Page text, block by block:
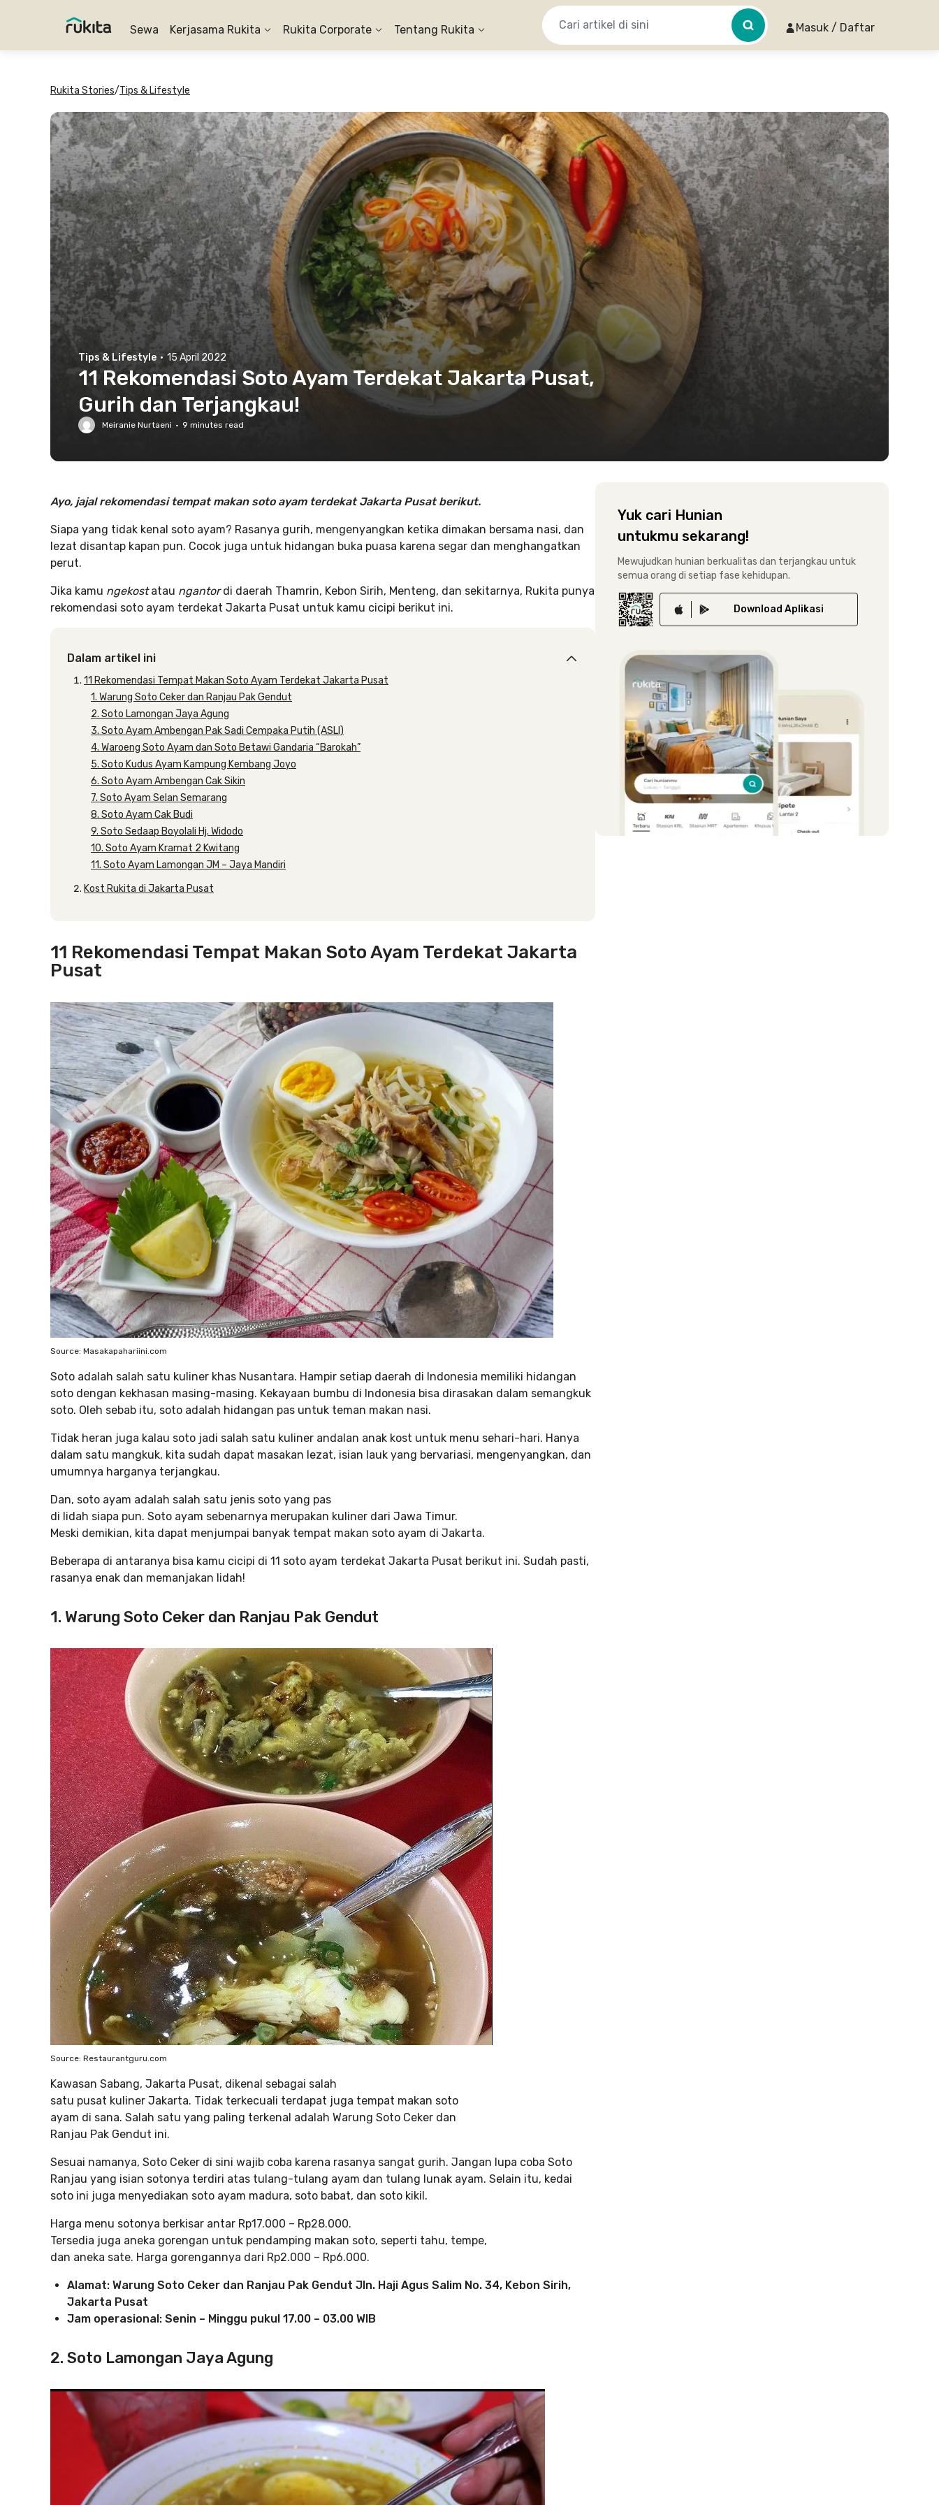
Sewa Kerjasama Rukita Rukita Corporate Tentang Rukita Masuk / Daftar
Rukita Stories/Tips & Lifestyle
Tips & Lifestyle · 15 April 2022
11 Rekomendasi Soto Ayam Terdekat Jakarta Pusat,
Gurih dan Terjangkau!
Meiranie Nurtaeni · 9 minutes read
Ayo, jajal rekomendasi tempat makan soto ayam terdekat Jakarta Pusat berikut.
Siapa yang tidak kenal soto ayam? Rasanya gurih, mengenyangkan ketika dimakan bersama nasi, dan
lezat disantap kapan pun. Cocok juga untuk hidangan buka puasa karena segar dan menghangatkan
perut.
Jika kamu ngekostatau ngantordi daerah Thamrin, Kebon Sirih, Menteng, dan sekitarnya, Rukita punya
rekomendasi soto ayam terdekat Jakarta Pusat untuk kamu cicipi berikut ini.
Dalam artikel ini
11 Rekomendasi Tempat Makan Soto Ayam Terdekat Jakarta Pusat
1. Warung Soto Ceker dan Ranjau Pak Gendut
2. Soto Lamongan Jaya Agung
3. Soto Ayam Ambengan Pak Sadi Cempaka Putih (ASLI)
4. Waroeng Soto Ayam dan Soto Betawi Gandaria “Barokah”
5. Soto Kudus Ayam Kampung Kembang Joyo
6. Soto Ayam Ambengan Cak Sikin
7. Soto Ayam Selan Semarang
8. Soto Ayam Cak Budi
9. Soto Sedaap Boyolali Hj. Widodo
10. Soto Ayam Kramat 2 Kwitang
11. Soto Ayam Lamongan JM – Jaya Mandiri
Kost Rukita di Jakarta Pusat
11 Rekomendasi Tempat Makan Soto Ayam Terdekat Jakarta
Pusat
Source: Masakapahariini.com
Soto adalah salah satu kuliner khas Nusantara. Hampir setiap daerah di Indonesia memiliki hidangan
soto dengan kekhasan masing-masing. Kekayaan bumbu di Indonesia bisa dirasakan dalam semangkuk
soto. Oleh sebab itu, soto adalah hidangan pas untuk teman makan nasi.
Tidak heran juga kalau soto jadi salah satu kuliner andalan anak kost untuk menu sehari-hari. Hanya
dalam satu mangkuk, kita sudah dapat masakan lezat, isian lauk yang bervariasi, mengenyangkan, dan
umumnya harganya terjangkau.
Dan, soto ayam adalah salah satu jenis soto yang pas
di lidah siapa pun. Soto ayam sebenarnya merupakan kuliner dari Jawa Timur.
Meski demikian, kita dapat menjumpai banyak tempat makan soto ayam di Jakarta.
Beberapa di antaranya bisa kamu cicipi di 11 soto ayam terdekat Jakarta Pusat berikut ini. Sudah pasti,
rasanya enak dan memanjakan lidah!
1. Warung Soto Ceker dan Ranjau Pak Gendut
Source: Restaurantguru.com
Kawasan Sabang, Jakarta Pusat, dikenal sebagai salah
satu pusat kuliner Jakarta. Tidak terkecuali terdapat juga tempat makan soto
ayam di sana. Salah satu yang paling terkenal adalah Warung Soto Ceker dan
Ranjau Pak Gendut ini.
Sesuai namanya, Soto Ceker di sini wajib coba karena rasanya sangat gurih. Jangan lupa coba Soto
Ranjau yang isian sotonya terdiri atas tulang-tulang ayam dan tulang lunak ayam. Selain itu, kedai
soto ini juga menyediakan soto ayam madura, soto babat, dan soto kikil.
Harga menu sotonya berkisar antar Rp17.000 – Rp28.000.
Tersedia juga aneka gorengan untuk pendamping makan soto, seperti tahu, tempe,
dan aneka sate. Harga gorengannya dari Rp2.000 – Rp6.000.
Alamat: Warung Soto Ceker dan Ranjau Pak Gendut Jln. Haji Agus Salim No. 34, Kebon Sirih,
Jakarta Pusat
Jam operasional: Senin – Minggu pukul 17.00 – 03.00 WIB
2. Soto Lamongan Jaya Agung
Yuk cari Hunian
untukmu sekarang!
Mewujudkan hunian berkualitas dan terjangkau untuk
semua orang di setiap fase kehidupan.
Download Aplikasi